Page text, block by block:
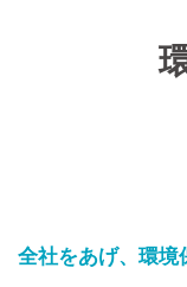
全社をあげ、環境